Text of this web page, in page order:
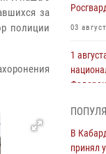
за
полиции
03
1
В
воинов,
В
принял